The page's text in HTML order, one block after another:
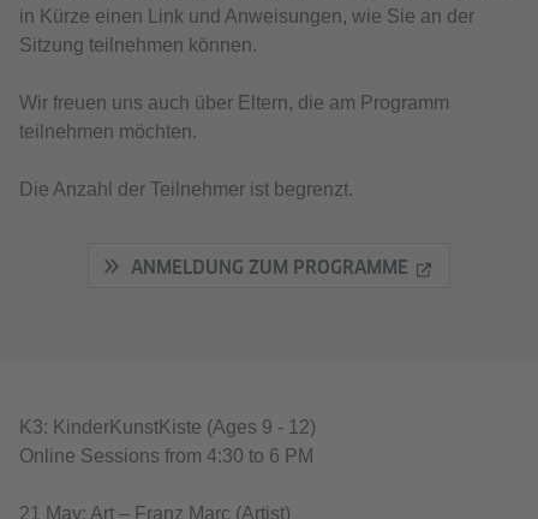
in Kürze einen Link und Anweisungen, wie Sie an der
Sitzung teilnehmen können.
Wir freuen uns auch über Eltern, die am Programm
teilnehmen möchten.
Die Anzahl der Teilnehmer ist begrenzt.
ANMELDUNG ZUM PROGRAMME
K3: KinderKunstKiste (Ages 9 - 12)
Online Sessions from 4:30 to 6 PM
21 May: Art – Franz Marc (Artist)